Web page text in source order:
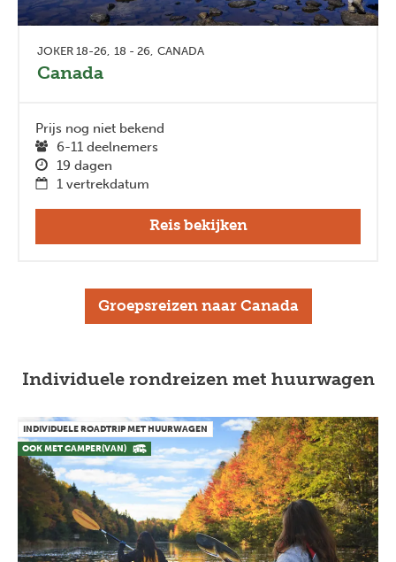
JOKER 18-26 18 - 26 CANADA
Canada
Prijs nog niet bekend
6-11 deelnemers
19 dagen
1 vertrekdatum
Reis bekijken
Groepsreizen naar Canada
Individuele rondreizen met huurwagen
INDIVIDUELE ROADTRIP MET HUURWAGEN
OOK MET CAMPER(VAN)